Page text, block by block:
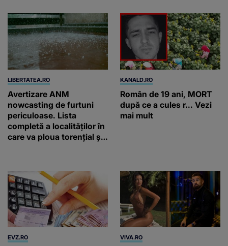
LIBERTATEA.RO
Avertizare ANM
nowcasting de furtuni
periculoase. Lista
completă a localităților în
care va ploua torențial și
KANALD.RO
Român de 19 ani, MORT
după ce a cules r... Vezi
mai mult
EVZ.RO VIVA.RO